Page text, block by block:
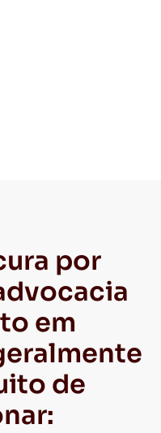
por
em
de